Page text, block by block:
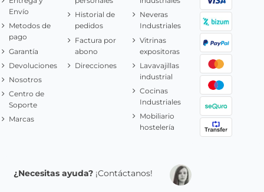
Envío
Metodos de
pago
Garantía
Devoluciones
Nosotros
Centro de
Soporte
Marcas
Historial de
pedidos
Factura por
abono
Direcciones
Neveras
Industriales
Vitrinas
expositoras
Lavavajillas
industrial
Cocinas
Industriales
Mobiliario
hostelería
¿Necesitas ayuda? ¡Contáctanos!